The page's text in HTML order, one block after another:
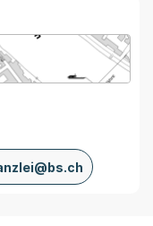
von MapBS.
Link, wird in einem